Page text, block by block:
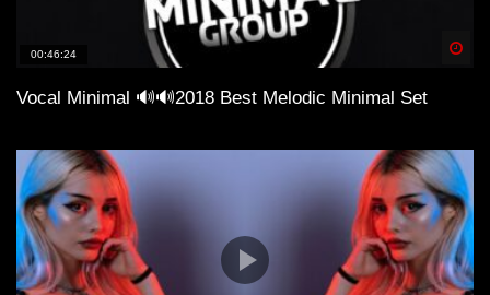
00:46:24
Vocal Minimal 🔊🔊2018 Best Melodic Minimal Set